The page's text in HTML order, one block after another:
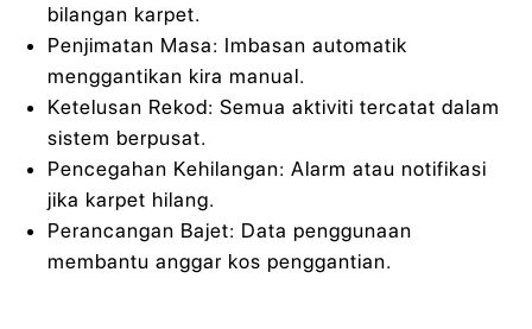
bilangan karpet.
Penjimatan Masa: Imbasan automatik
menggantikan kira manual.
Ketelusan Rekod: Semua aktiviti tercatat dalam
sistem berpusat.
Pencegahan Kehilangan: Alarm atau notifikasi
jika karpet hilang.
Perancangan Bajet: Data penggunaan
membantu anggar kos penggantian.